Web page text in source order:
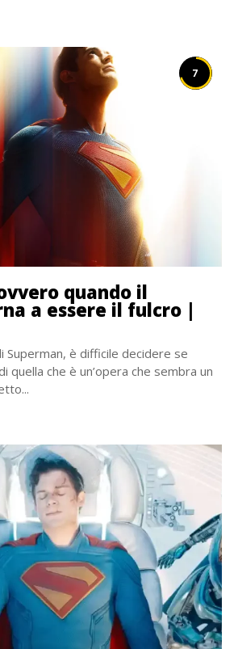
7
quando il
a essere il fulcro |
Superman, è difficile decidere se
che è un’opera che sembra un